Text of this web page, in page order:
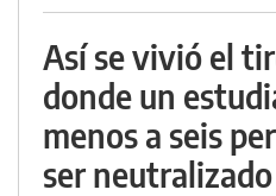
Así se vivió el
donde un
menos a seis
ser neutralizado